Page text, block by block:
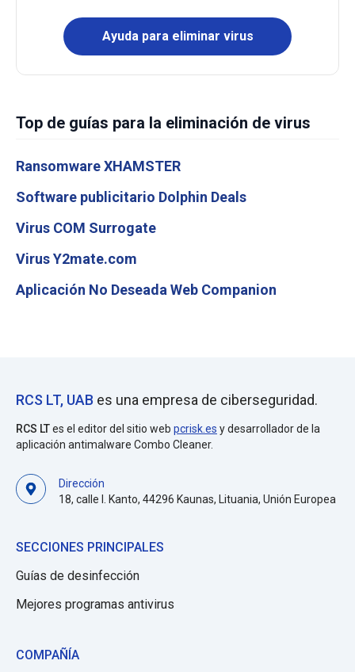
Ayuda para eliminar virus
Top de guías para la eliminación de virus
Ransomware XHAMSTER
Software publicitario Dolphin Deals
Virus COM Surrogate
Virus Y2mate.com
Aplicación No Deseada Web Companion
RCS LT, UAB es una empresa de ciberseguridad.
RCS LTes el editor del sitio web pcrisk.es y desarrollador de la
aplicación antimalware Combo Cleaner.
Dirección
18, calle I. Kanto, 44296 Kaunas, Lituania, Unión Europea
SECCIONES PRINCIPALES
Guías de desinfección
Mejores programas antivirus
COMPAÑÍA